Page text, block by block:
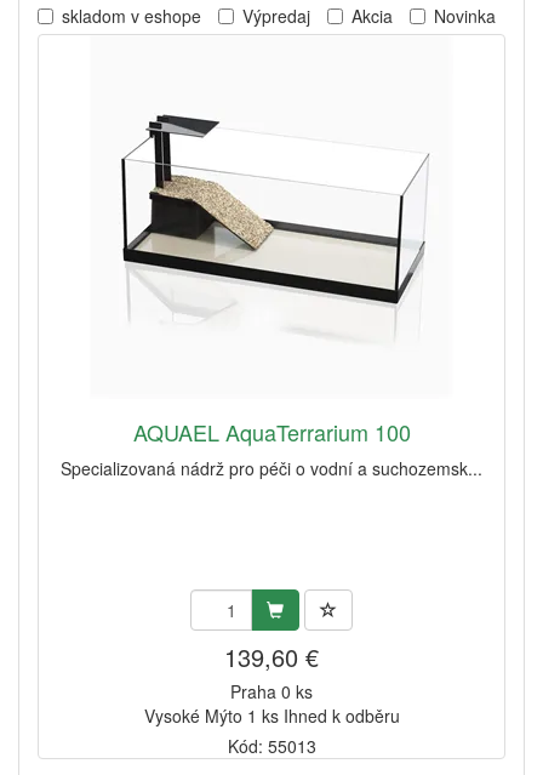
skladom v eshope Výpredaj Akcia Novinka
AQUAEL AquaTerrarium 100
Specializovaná nádrž pro péči o vodní a suchozemsk...
139,60 €
Praha 0 ks
Vysoké Mýto 1 ks Ihned k odběru
Kód: 55013